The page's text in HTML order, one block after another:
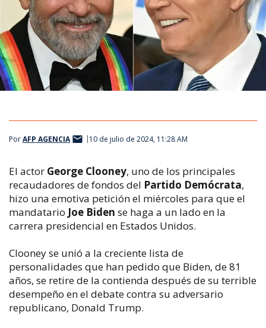
PorAFP AGENCIA 10 de julio de 2024, 11:28 AM
El actor George Clooney, uno de los principales
recaudadores de fondos del Partido Demócrata,
hizo una emotiva petición el miércoles para que el
mandatario Joe Biden se haga a un lado en la
carrera presidencial en Estados Unidos.
Clooney se unió a la creciente lista de
personalidades que han pedido que Biden, de 81
años, se retire de la contienda después de su terrible
desempeño en el debate contra su adversario
republicano, Donald Trump.